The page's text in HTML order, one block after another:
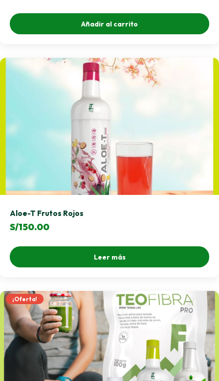
era:
actual
es:
Añadir al carrito
Aloe-T Frutos Rojos
S/150.00
Leer más
¡Oferta!